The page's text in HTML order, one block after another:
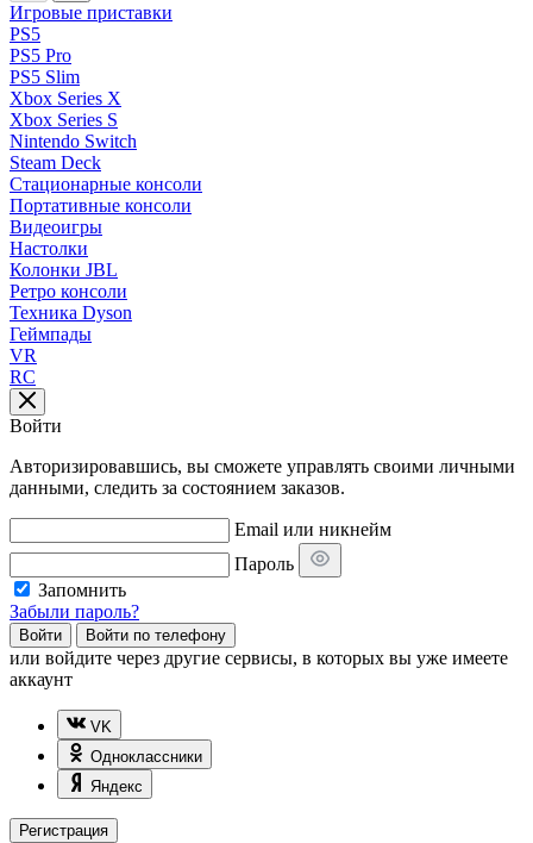
Игровые приставки
PS5
PS5 Pro
PS5 Slim
Xbox Series X
Xbox Series S
Nintendo Switch
Steam Deck
Стационарные консоли
Портативные консоли
Видеоигры
Настолки
Колонки JBL
Ретро консоли
Техника Dyson
Геймпады
VR
RC
Войти
Авторизировавшись, вы сможете управлять своими личными
данными, следить за состоянием заказов.
Email или никнейм
Пароль
Запомнить
Забыли пароль?
Войти Войти по телефону
или войдите через другие сервисы, в которых вы уже имеете
аккаунт
VK
Одноклассники
Яндекс
Регистрация